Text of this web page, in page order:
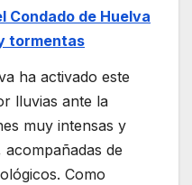
Condado de Huelva
tormentas
ha activado este
lluvias ante la
muy intensas y
de
Como